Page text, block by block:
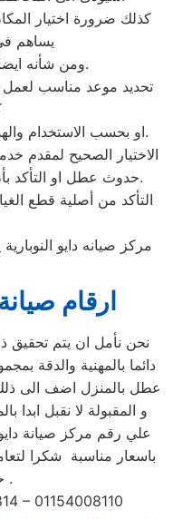
يساهم
ومن شأنه ايضا رفع قدرة وكفاءة الجهاز.
او بحسب الاستخدام والهدف منه الاقلال من حدوث الاعطال.
حدوث عطل او التأكد بأن الجهاز لا يعمل بالشكل المطلوب.
مركز صيانه دايو النوبارية
ارقام
نحن نأمل ان يتم تحقيق
دائما بالمهنية والدقة
عطل بالمنزل اضف الى ذلك
و المقبولة لا نقبل ابدا
علي رقم مركز صيانة
باسعار مناسبة شكرا
خدمة العملاء .
– 01154008110